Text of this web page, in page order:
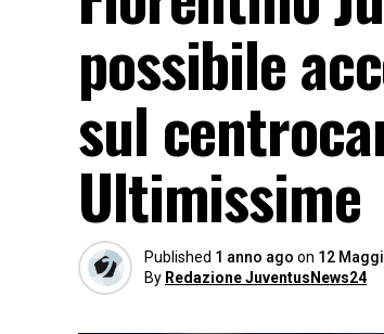
possibile
sul
Ultimissime
Published 1 anno ago on 12
By Redazione JuventusNews24